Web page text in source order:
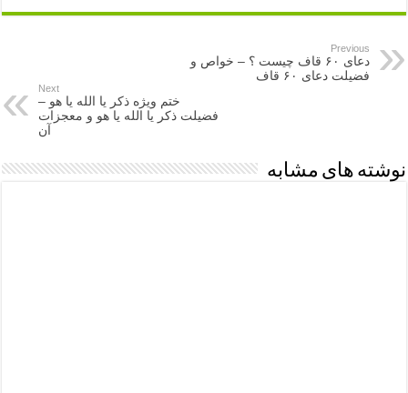
Previous
دعای ۶۰ قاف چیست ؟ – خواص و
فضیلت دعای ۶۰ قاف
Next
ختم ویژه ذکر یا الله یا هو –
فضیلت ذکر یا الله یا هو و معجزات
آن
نوشته های مشابه